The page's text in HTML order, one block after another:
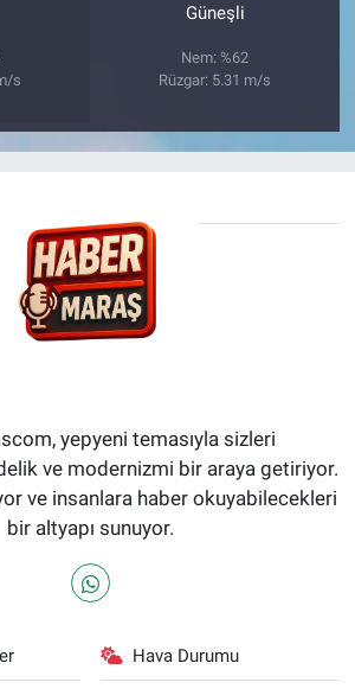
s
Güneşli
Nem: %62
Rüzgar: 5.31 m/s
yepyeni temasıyla sizleri
ve modernizmi bir araya getiriyor.
ve insanlara haber okuyabilecekleri
bir altyapı sunuyor.
Hava Durumu